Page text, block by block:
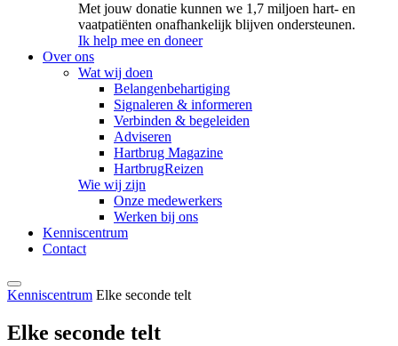
Met jouw donatie kunnen we 1,7 miljoen hart- en
vaatpatiënten onafhankelijk blijven ondersteunen.
Ik help mee en doneer
Over ons
Wat wij doen
Belangenbehartiging
Signaleren & informeren
Verbinden & begeleiden
Adviseren
Hartbrug Magazine
HartbrugReizen
Wie wij zijn
Onze medewerkers
Werken bij ons
Kenniscentrum
Contact
Kenniscentrum Elke seconde telt
Elke seconde telt